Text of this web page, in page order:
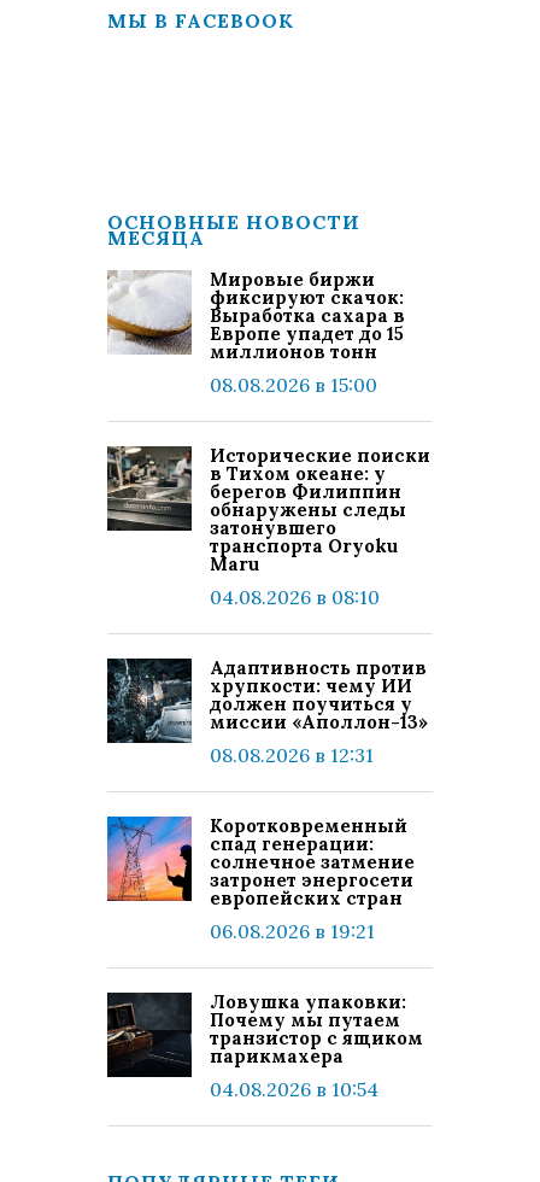
МЫ В FACEBOOK
ОСНОВНЫЕ НОВОСТИ
МЕСЯЦА
Мировые биржи
фиксируют скачок:
Выработка сахара в
Европе упадет до 15
миллионов тонн
08.08.2026 в 15:00
Исторические поиски
в Тихом океане: у
берегов Филиппин
обнаружены следы
затонувшего
транспорта Oryoku
Maru
04.08.2026 в 08:10
Адаптивность против
хрупкости: чему ИИ
должен поучиться у
миссии «Аполлон-13»
08.08.2026 в 12:31
Коротковременный
спад генерации:
солнечное затмение
затронет энергосети
европейских стран
06.08.2026 в 19:21
Ловушка упаковки:
Почему мы путаем
транзистор с ящиком
парикмахера
04.08.2026 в 10:54